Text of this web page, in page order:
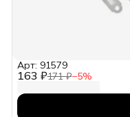
163 ₽171 ₽−5%
Арт: 91579